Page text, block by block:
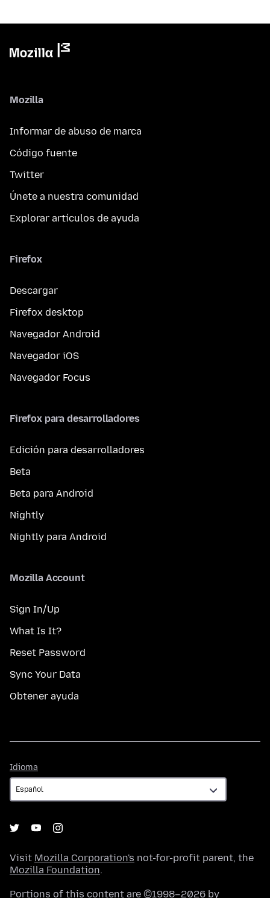
Mozilla
Informar de abuso de marca
Código fuente
Twitter
Únete a nuestra comunidad
Explorar artículos de ayuda
Firefox
Descargar
Firefox desktop
Navegador Android
Navegador iOS
Navegador Focus
Firefox para desarrolladores
Edición para desarrolladores
Beta
Beta para Android
Nightly
Nightly para Android
Mozilla Account
Sign In/Up
What Is It?
Reset Password
Sync Your Data
Obtener ayuda
Idioma
Visit Mozilla Corporation's not-for-profit parent, the
Mozilla Foundation.
Portions of this content are ©1998–2026 by